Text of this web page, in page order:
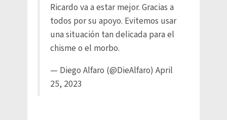
Ricardo va a estar mejor. Gracias a
todos por su apoyo. Evitemos usar
una situación tan delicada para el
chisme o el morbo.
— Diego Alfaro (@DieAlfaro) April
25, 2023